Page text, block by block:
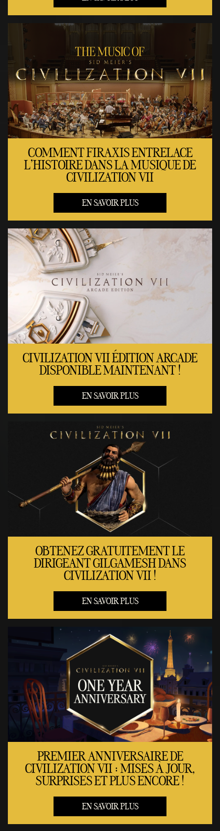
COMMENT FIRAXIS ENTRELACE
L'HISTOIRE DANS LA MUSIQUE DE
CIVILIZATION VII
EN SAVOIR PLUS
CIVILIZATION VII ÉDITION ARCADE
DISPONIBLE MAINTENANT !
EN SAVOIR PLUS
OBTENEZ GRATUITEMENT LE
DIRIGEANT GILGAMESH DANS
CIVILIZATION VII !
EN SAVOIR PLUS
PREMIER ANNIVERSAIRE DE
CIVILIZATION VII : MISES À JOUR,
SURPRISES ET PLUS ENCORE !
EN SAVOIR PLUS